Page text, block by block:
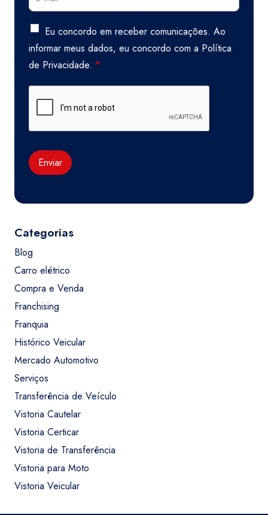
Eu concordo em receber comunicações. Ao
informar meus dados, eu concordo com a Política
de Privacidade. *
Enviar
Categorias
Blog
Carro elétrico
Compra e Venda
Franchising
Franquia
Histórico Veicular
Mercado Automotivo
Serviços
Transferência de Veículo
Vistoria Cautelar
Vistoria Certicar
Vistoria de Transferência
Vistoria para Moto
Vistoria Veicular